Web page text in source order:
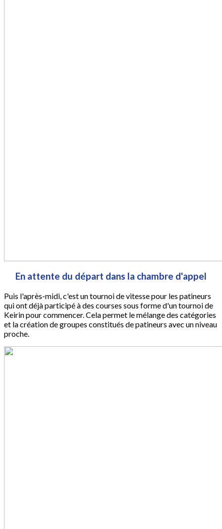
En attente du départ dans la chambre d'appel
Puis l'après-midi, c'est un tournoi de vitesse pour les patineurs
qui ont déjà participé à des courses sous forme d'un tournoi de
Keirin pour commencer. Cela permet le mélange des catégories
et la création de groupes constitués de patineurs avec un niveau
proche.